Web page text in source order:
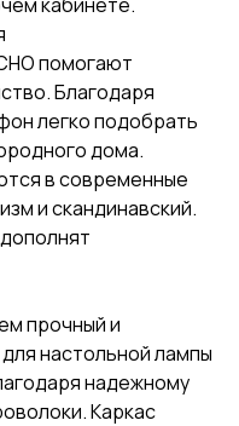
помогают
Благодаря
легко подобрать
дома.
в современные
и скандинавский.
прочный и
настольной лампы
надежному
Каркас